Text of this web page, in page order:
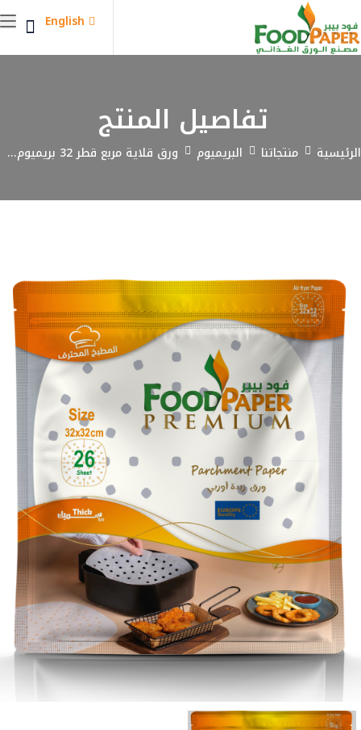
English
تفاصيل المنتج
الرئيسية منتجاتنا البريميوم ورق قلاية مربع قطر 32 بريميوم...